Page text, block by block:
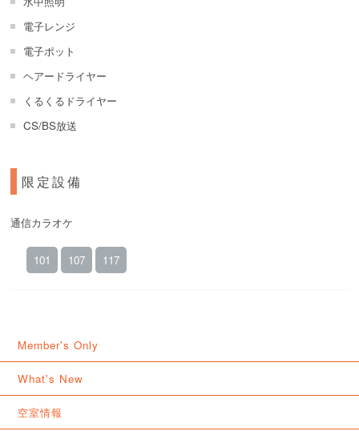
電子レンジ
電子ポット
ヘアードライヤー
くるくるドライヤー
CS/BS放送
限定設備
通信カラオケ
101 107 117
Member's Only
What's New
空室情報